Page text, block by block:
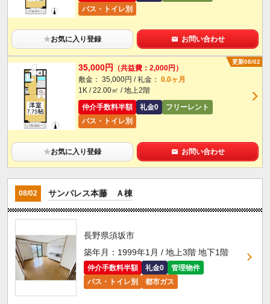
バス・トイレ別
★お気に入り登録 お問い合わせ
更新08/02
35,000円
（共益費：2,000円）
敷金： 35,000円 / 礼金： 0.0ヶ月
1K / 22.00㎡ / 地上2階
仲介手数料半額
礼金0
フリーレント
バス・トイレ別
★お気に入り登録 お問い合わせ
08/02 サンパレス本藤 Ａ棟
長野県須坂市
築年月：1999年1月 / 地上3階 地下1階
仲介手数料半額 礼金0
管理物件
バス・トイレ別
都市ガス